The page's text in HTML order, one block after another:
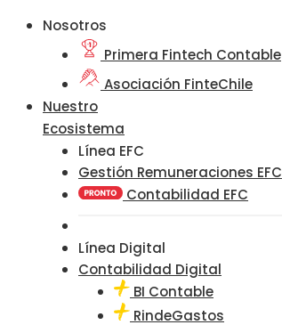
Nosotros
Primera Fintech Contable
Asociación FinteChile
Nuestro
Ecosistema
Línea EFC
Gestión Remuneraciones EFC
Contabilidad EFC
Línea Digital
Contabilidad Digital
BI Contable
RindeGastos